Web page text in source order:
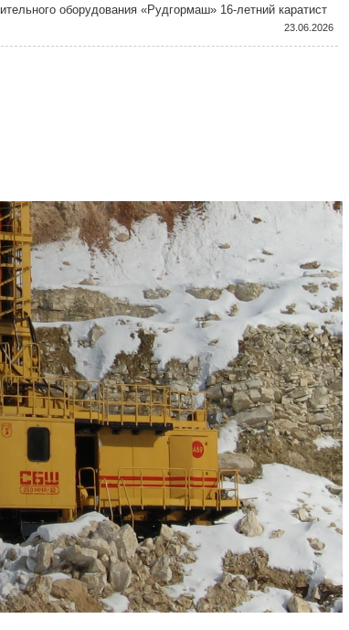
оборудования «Рудгормаш» 16-летний каратист
23.06.2026